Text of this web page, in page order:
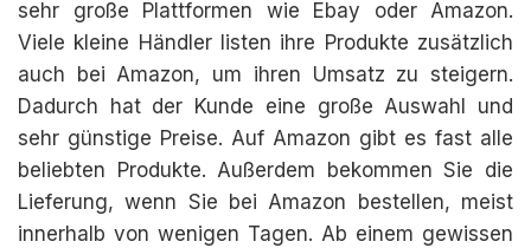
sehr große Plattformen wie Ebay oder Amazon.
Viele kleine Händler listen ihre Produkte zusätzlich
auch bei Amazon, um ihren Umsatz zu steigern.
Dadurch hat der Kunde eine große Auswahl und
sehr günstige Preise. Auf Amazon gibt es fast alle
beliebten Produkte. Außerdem bekommen Sie die
Lieferung, wenn Sie bei Amazon bestellen, meist
innerhalb von wenigen Tagen. Ab einem gewissen